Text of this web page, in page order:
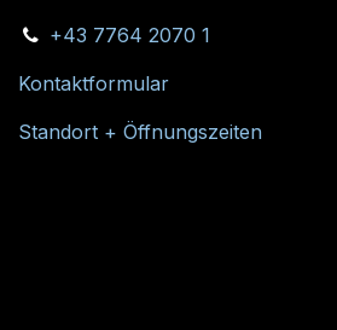
+43 7764 2070 1
Kontaktformular
Standort + Öffnungszeiten